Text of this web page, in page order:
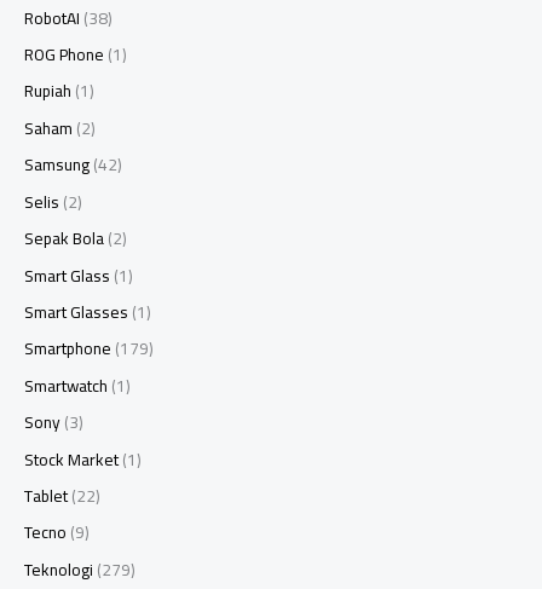
RobotAI(38)
ROG Phone(1)
Rupiah(1)
Saham(2)
Samsung(42)
Selis(2)
Sepak Bola(2)
Smart Glass(1)
Smart Glasses(1)
Smartphone(179)
Smartwatch(1)
Sony(3)
Stock Market(1)
Tablet(22)
Tecno(9)
Teknologi(279)